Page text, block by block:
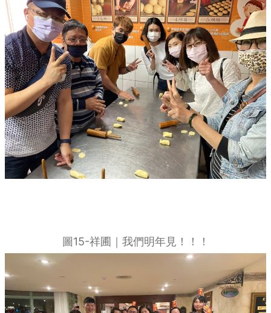
圖15-祥圃｜我們明年見！！！